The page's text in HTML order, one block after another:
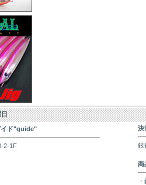
日
イド"guide"
2-1F
決
銀
商